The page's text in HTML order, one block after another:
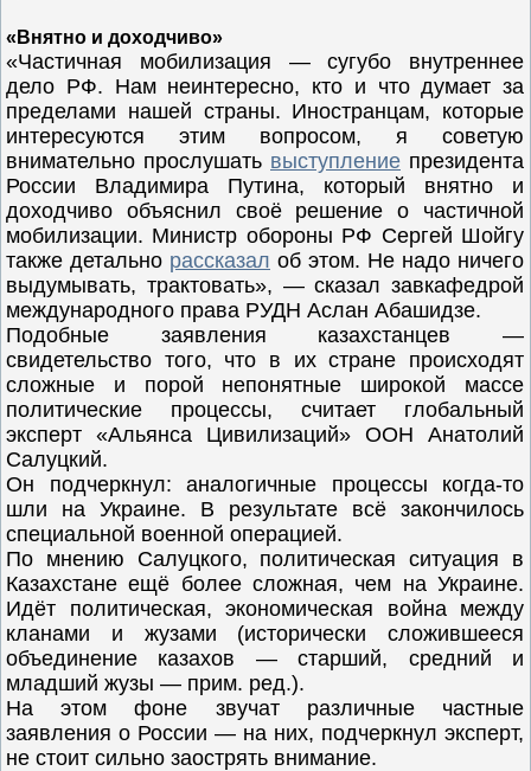
«Внятно и доходчиво»
«Частичная мобилизация — сугубо внутреннее
дело РФ. Нам неинтересно, кто и что думает за
пределами нашей страны. Иностранцам, которые
интересуются этим вопросом, я советую
внимательно прослушать выступление президента
России Владимира Путина, который внятно и
доходчиво объяснил своё решение о частичной
мобилизации. Министр обороны РФ Сергей Шойгу
также детально рассказал об этом. Не надо ничего
выдумывать, трактовать», — сказал завкафедрой
международного права РУДН Аслан Абашидзе.
Подобные заявления казахстанцев —
свидетельство того, что в их стране происходят
сложные и порой непонятные широкой массе
политические процессы, считает глобальный
эксперт «Альянса Цивилизаций» ООН Анатолий
Салуцкий.
Он подчеркнул: аналогичные процессы когда-то
шли на Украине. В результате всё закончилось
специальной военной операцией.
По мнению Салуцкого, политическая ситуация в
Казахстане ещё более сложная, чем на Украине.
Идёт политическая, экономическая война между
кланами и жузами (исторически сложившееся
объединение казахов — старший, средний и
младший жузы — прим. ред.).
На этом фоне звучат различные частные
заявления о России — на них, подчеркнул эксперт,
не стоит сильно заострять внимание.